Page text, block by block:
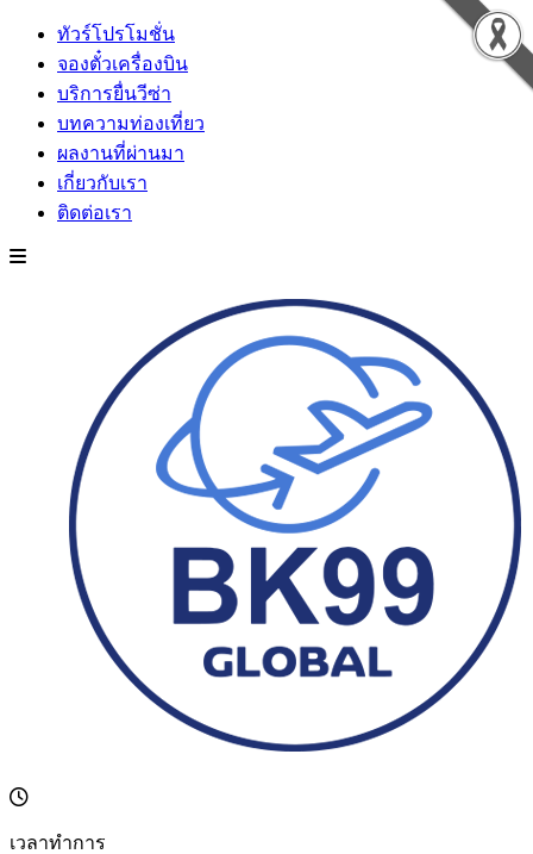
ทัวร์โปรโมชั่น
จองตั๋วเครื่องบิน
บริการยื่นวีซ่า
บทความท่องเที่ยว
ผลงานที่ผ่านมา
เกี่ยวกับเรา
ติดต่อเรา
เวลาทำการ